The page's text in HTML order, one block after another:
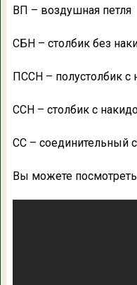
ВП – воздушная петля
СБН – столбик без
ПССН – полустолбик с
ССН – столбик с
СС – соединительный
Вы можете